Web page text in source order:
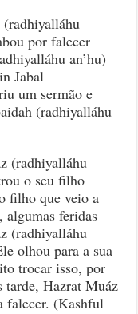
por falecer
an’hu)
Jabal
um sermão e
(radhiyalláhu
(radhiyalláhu
o seu filho
filho que veio a
algumas feridas
(radhiyalláhu
olhou para a sua
trocar isso, por
tarde, Hazrat Muáz
falecer. (Kashful